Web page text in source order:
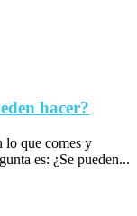
hacer?
lo que comes y
es: ¿Se pueden...